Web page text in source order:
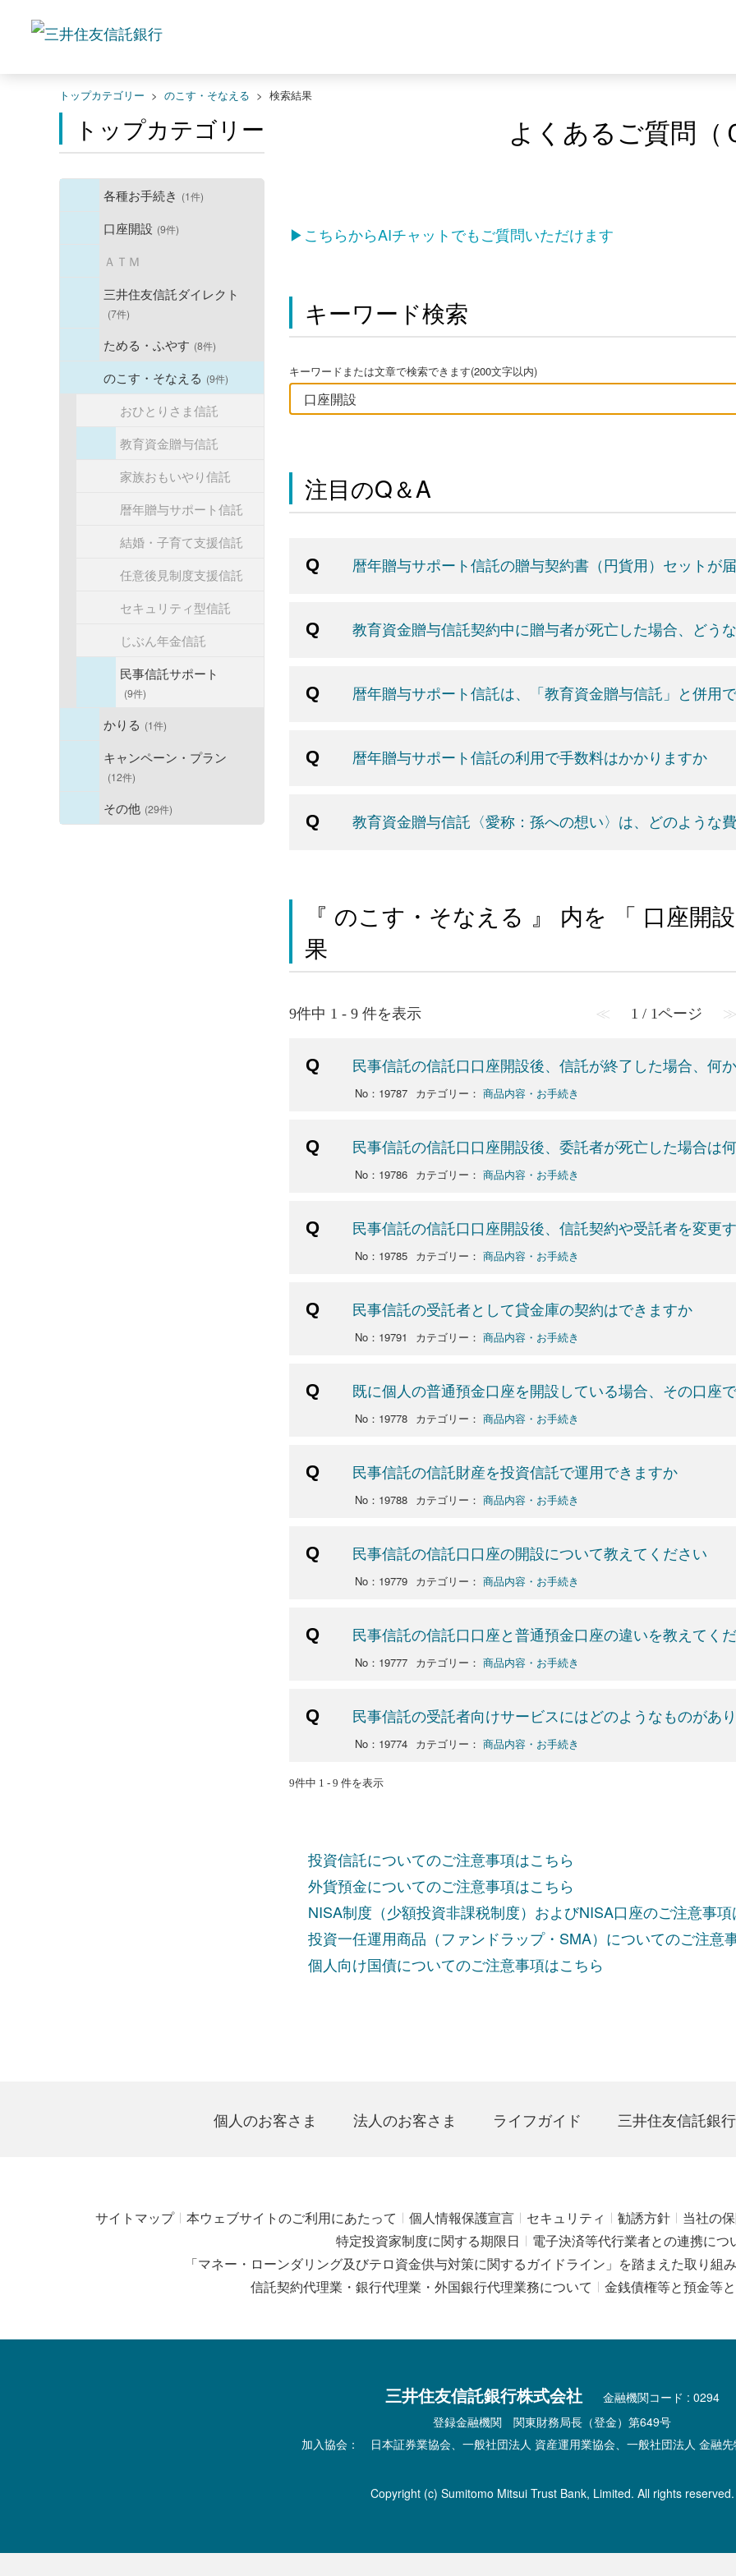
トップカテゴリー > のこす・そなえる > 検索結果
トップカテゴリー
各種お手続き (1件)
口座開設 (9件)
ＡＴＭ
三井住友信託ダイレクト
(7件)
ためる・ふやす (8件)
のこす・そなえる (9件)
おひとりさま信託
教育資金贈与信託
家族おもいやり信託
暦年贈与サポート信託
結婚・子育て支援信託
任意後見制度支援信託
セキュリティ型信託
じぶん年金信託
民事信託サポート
(9件)
かりる (1件)
キャンペーン・プラン
(12件)
その他 (29件)
よくあるご質問（
▶こちらからAIチャットでもご質問いただけます
キーワード検索
キーワードまたは文章で検索できます(200文字以内)
注目のQ＆A
暦年贈与サポート信託の贈与契約書（円貨用）セットが
教育資金贈与信託契約中に贈与者が死亡した場合、どう
暦年贈与サポート信託は、「教育資金贈与信託」と併用
暦年贈与サポート信託の利用で手数料はかかりますか
教育資金贈与信託〈愛称：孫への想い〉は、どのような
『 のこす・そなえる 』 内を 「 口座開
果
9件中 1 - 9 件を表示 ≪ 1 / 1ページ ≫
民事信託の信託口口座開設後、信託が終了した場合、何
No：19787 カテゴリー： 商品内容・お手続き
民事信託の信託口口座開設後、委託者が死亡した場合は
No：19786 カテゴリー： 商品内容・お手続き
民事信託の信託口口座開設後、信託契約や受託者を変更
No：19785 カテゴリー： 商品内容・お手続き
民事信託の受託者として貸金庫の契約はできますか
No：19791 カテゴリー： 商品内容・お手続き
既に個人の普通預金口座を開設している場合、その口座
No：19778 カテゴリー： 商品内容・お手続き
民事信託の信託財産を投資信託で運用できますか
No：19788 カテゴリー： 商品内容・お手続き
民事信託の信託口口座の開設について教えてください
No：19779 カテゴリー： 商品内容・お手続き
民事信託の信託口口座と普通預金口座の違いを教えてく
No：19777 カテゴリー： 商品内容・お手続き
民事信託の受託者向けサービスにはどのようなものがあ
No：19774 カテゴリー： 商品内容・お手続き
9件中 1 - 9 件を表示
投資信託についてのご注意事項はこちら
外貨預金についてのご注意事項はこちら
NISA制度（少額投資非課税制度）およびNISA口座のご注意事項
投資一任運用商品（ファンドラップ・SMA）についてのご注意
個人向け国債についてのご注意事項はこちら
個人のお客さま 法人のお客さま ライフガイド 三井住友信託銀
サイトマップ 本ウェブサイトのご利用にあたって 個人情報保護宣言 セキュリティ 勧誘方針 当社の
特定投資家制度に関する期限日
電子決済等代行業者との連携につ
「マネー・ローンダリング及びテロ資金供与対策に関するガイドライン」を踏まえた取り組み
信託契約代理業・銀行代理業・外国銀行代理業務について
金銭債権等と預金等
三井住友信託銀行株式会社
金融機関コード : 0294
登録金融機関 関東財務局長（登金）第649号
加入協会： 日本証券業協会、一般社団法人 資産運用業協会、一般社団法人 金融
Copyright (c) Sumitomo Mitsui Trust Bank, Limited. All rights reserved.